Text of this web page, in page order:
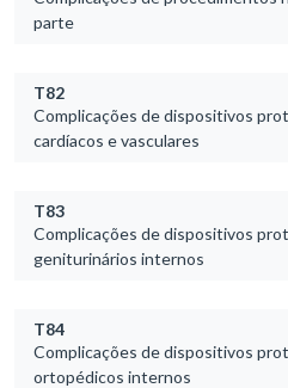
parte
T82
Complicações de dispositivos
cardíacos e vasculares
T83
Complicações de dispositivos
geniturinários internos
T84
Complicações de dispositivos
ortopédicos internos